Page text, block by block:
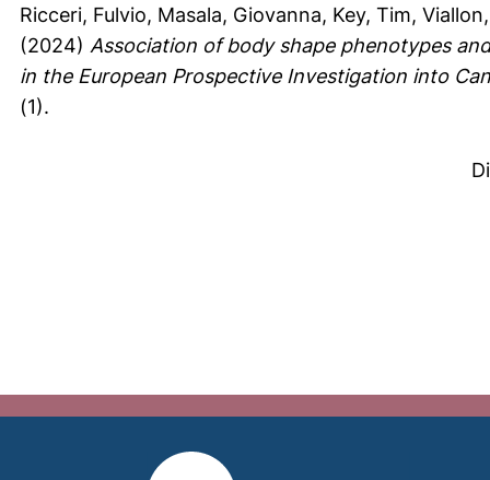
Ricceri, Fulvio, Masala, Giovanna, Key, Tim,
(2024) Association of body shape phenotypes
in the European Prospective Investigation into
(1).